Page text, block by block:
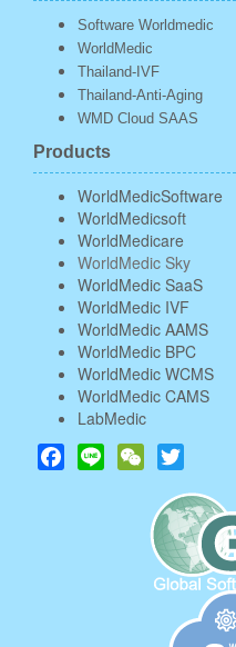
Software Worldmedic
WorldMedic
Thailand-IVF
Thailand-Anti-Aging
WMD Cloud SAAS
Products
WorldMedicSoftware
WorldMedicsoft
WorldMedicare
WorldMedic Sky
WorldMedic SaaS
WorldMedic IVF
WorldMedic AAMS
WorldMedic BPC
WorldMedic WCMS
WorldMedic CAMS
LabMedic